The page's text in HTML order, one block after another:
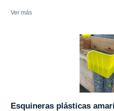
Ver más
Esquineras plásticas